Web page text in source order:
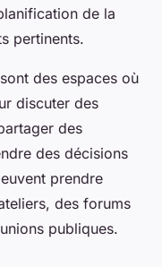
de la
pertinents.
sont des espaces où
discuter des
des
des décisions
prendre
des forums
publiques.